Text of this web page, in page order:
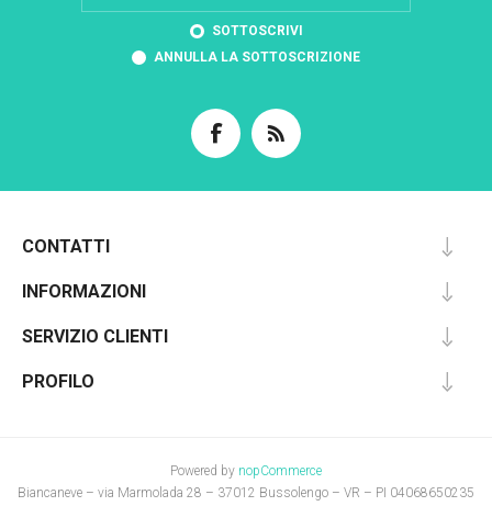
SOTTOSCRIVI
ANNULLA LA SOTTOSCRIZIONE
CONTATTI
INFORMAZIONI
SERVIZIO CLIENTI
PROFILO
Powered by nopCommerce
Biancaneve – via Marmolada 28 – 37012 Bussolengo – VR – PI 04068650235